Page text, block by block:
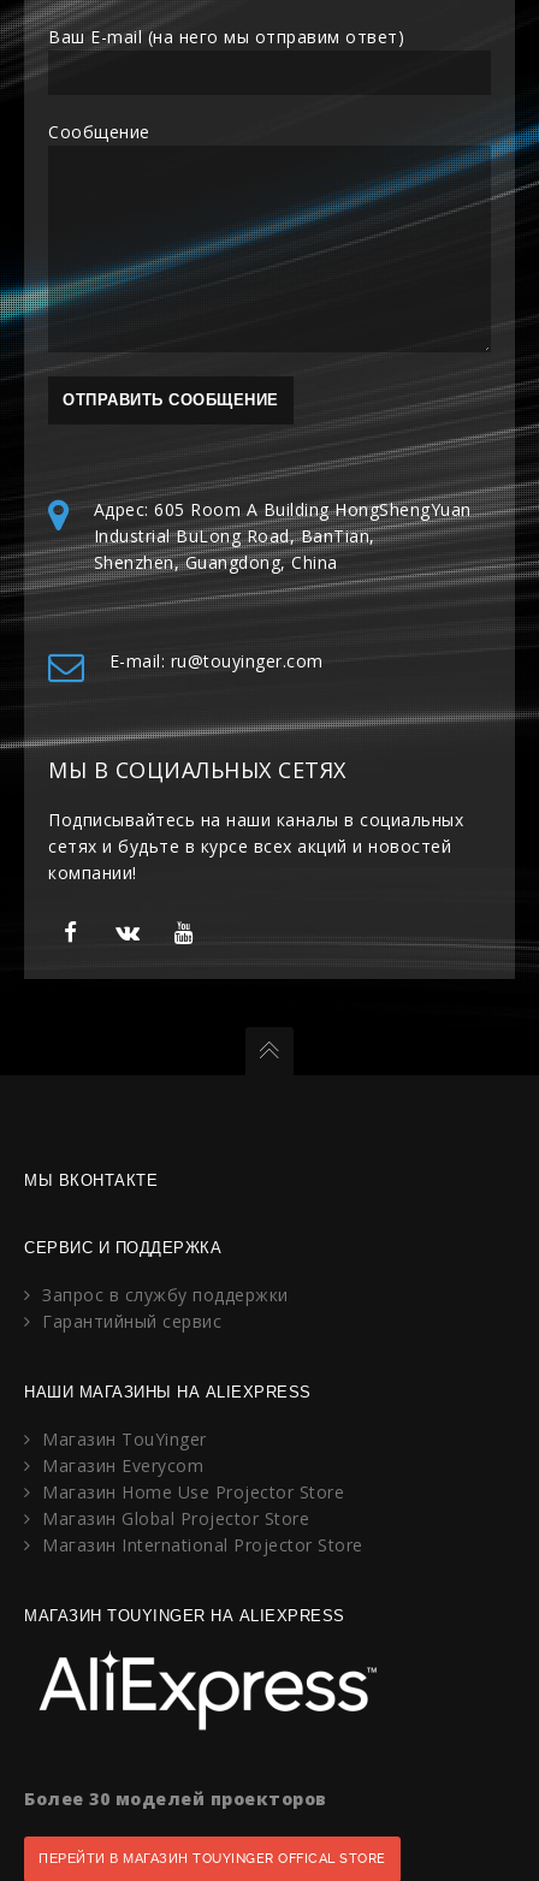
Ваш E-mail (на него мы отправим ответ)
Сообщение
Адрес: 605 Room A Building HongShengYuan
Industrial BuLong Road, BanTian,
Shenzhen, Guangdong, China
E-mail: ru@touyinger.com
МЫ В СОЦИАЛЬНЫХ СЕТЯХ
Подписывайтесь на наши каналы в социальных
сетях и будьте в курсе всех акций и новостей
компании!
МЫ ВКОНТАКТЕ
СЕРВИС И ПОДДЕРЖКА
Запрос в службу поддержки
Гарантийный сервис
НАШИ МАГАЗИНЫ НА ALIEXPRESS
Магазин TouYinger
Магазин Everycom
Магазин Home Use Projector Store
Магазин Global Projector Store
Магазин International Projector Store
МАГАЗИН TOUYINGER НА ALIEXPRESS
Более 30 моделей проекторов
ПЕРЕЙТИ В МАГАЗИН TOUYINGER OFFICAL STORE